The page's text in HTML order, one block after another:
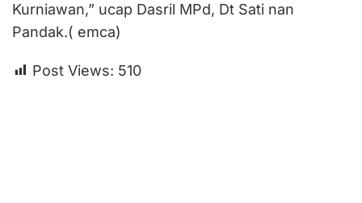
Kurniawan,” ucap Dasril MPd, Dt Sati nan
Pandak.( emca)
Post Views: 510